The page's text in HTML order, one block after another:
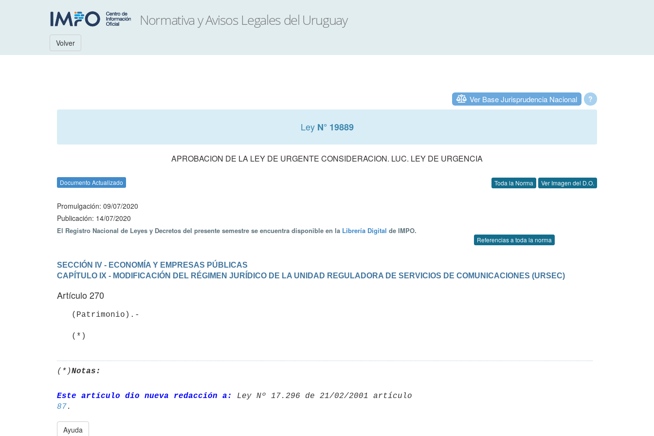
Volver
?
Ver Base Jurisprudencia Nacional
Ley N° 19889
APROBACION DE LA LEY DE URGENTE CONSIDERACION. LUC. LEY DE URGENCIA
Documento Actualizado Toda la Norma Ver Imagen del D.O.
Promulgación: 09/07/2020
Publicación: 14/07/2020
El Registro Nacional de Leyes y Decretos del presente semestre se encuentra disponible en la Librería Digital de IMPO.
Referencias a toda la norma
SECCIÓN IV - ECONOMÍA Y EMPRESAS PÚBLICAS
CAPÍTULO IX - MODIFICACIÓN DEL RÉGIMEN JURÍDICO DE LA UNIDAD REGULADORA DE SERVICIOS DE COMUNICACIONES (URSEC)
Artículo 270
   (*)
(*)Notas:
Este artículo dio nueva redacción a:
87
Ayuda